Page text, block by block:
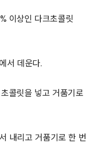
이상인 다크초콜릿
서 데운다.
콜릿을 넣고 거품기로
내리고 거품기로 한 번